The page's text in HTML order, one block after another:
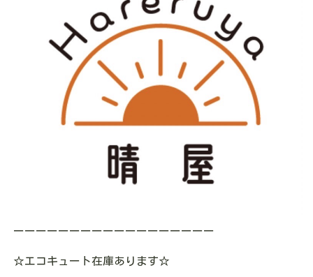
ーーーーーーーーーーーーーーーーーー
☆エコキュート在庫あります☆